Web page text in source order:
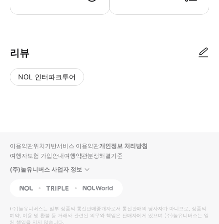
리뷰
NOL 인터파크투어
입니
다.
높
은
동
영
순
상
이용약관위치기반서비스 이용약관개인정보 처리방침
여행자보험 가입안내여행약관분쟁해결기준
(주)놀유니버스 사업자 정보
NOL Triple Interpark Global
(주)놀유니버스는 일부 상품의 통신판매중개자로서 통신판매의 당사자가 아니므로, 상품의
예약, 이용 및 환불 등 거래와 관련된 의무와 책임은 판매자에게 있으며 (주)놀유니버스는 일
체 책임을 지지 않습니다.